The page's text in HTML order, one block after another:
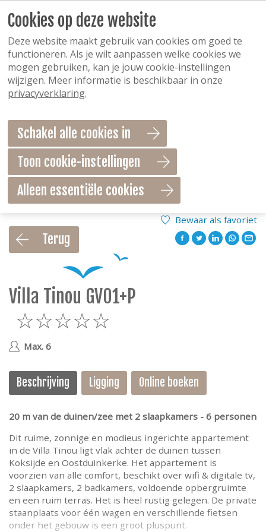
Bewaar als favoriet
Terug
Villa Tinou GV01+P
5 Max. 6
Beschrijving Ligging Online boeken
20 m van de duinen/zee met 2 slaapkamers - 6 personen
Dit ruime, zonnige en modieus ingerichte appartement
in de Villa Tinou ligt vlak achter de duinen tussen
Koksijde en Oostduinkerke. Het appartement is
voorzien van alle comfort, beschikt over wifi & digitale tv,
2 slaapkamers, 2 badkamers, voldoende opbergruimte
en een ruim terras. Het is heel rustig gelegen. De private
staanplaats voor één wagen en verschillende fietsen
onder het gebouw is een groot pluspunt.
Cookies op deze website
Deze website maakt gebruik van cookies om goed te
functioneren. Als je wilt aanpassen welke cookies we
mogen gebruiken, kan je jouw cookie-instellingen
wijzigen. Meer informatie is beschikbaar in onze
privacyverklaring.
Schakel alle cookies in
Toon cookie-instellingen
Alleen essentiële cookies